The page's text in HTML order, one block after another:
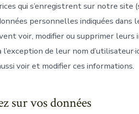
qui s’enregistrent sur notre site
personnelles indiquées dans
voir, modifier ou supprimer leurs
de leur nom
voir et modifier ces informations.
sur vos données